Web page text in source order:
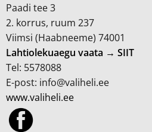
Paadi tee 3
2. korrus, ruum 237
Viimsi (Haabneeme) 74001
Lahtiolekuaegu vaata → SIIT
Tel: 5578088
E-post: info@valiheli.ee
www.valiheli.ee